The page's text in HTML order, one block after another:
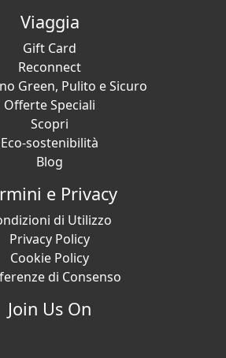
Viaggia
Gift Card
Reconnect
Green, Pulito e Sicuro
Offerte Speciali
Scopri
Eco-sostenibilità
Blog
e Privacy
di Utilizzo
Privacy Policy
Cookie Policy
di Consenso
Join Us On